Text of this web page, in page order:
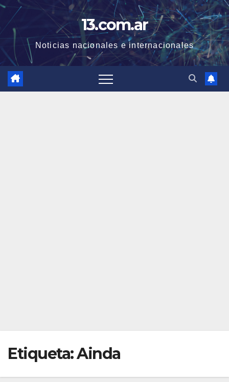
Skip
content
13.com.ar
Noticias nacionales e internacionales
Etiqueta:Ainda